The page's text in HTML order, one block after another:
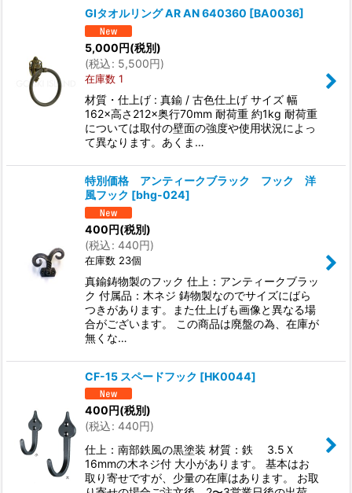
GIタオルリング AR AN 640360 [BA0036]
5,000円(税別)
(税込: 5,500円)
在庫数 1
材質・仕上げ : 真鍮 / 古色仕上げ サイズ 幅
162×高さ212×奥行70mm 耐荷重 約1kg 耐荷重
については取付の壁面の強度や使用状況によっ
て異なります。あくま…
特別価格 アンティークブラック フック 洋
風フック [bhg-024]
400円(税別)
(税込: 440円)
在庫数 23個
真鍮鋳物製のフック 仕上：アンティークブラッ
ク 付属品：木ネジ 鋳物製なのでサイズにばら
つきがあります。また仕上げも画像と異なる場
合がございます。 この商品は廃盤の為、在庫が
無くな…
CF-15 スペードフック [HK0044]
400円(税別)
(税込: 440円)
仕上：南部鉄風の黒塗装 材質：鉄 3.5Ｘ
16mmの木ネジ付 大小があります。 基本はお
取り寄せですが、少量の在庫はあります。 お取